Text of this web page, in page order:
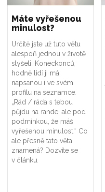
Máte vyřešenou
minulost?
Určitě jste už tuto větu
alespoň jednou v životě
slyšeli. Koneckonců,
hodně lidí ji má
napsanou i ve svém
profilu na seznamce.
„Rád / ráda s tebou
půjdu na rande, ale pod
podmínkou, že máš
vyřešenou minulost.“ Co
ale přesně tato věta
znamená? Dozvíte se
v článku.